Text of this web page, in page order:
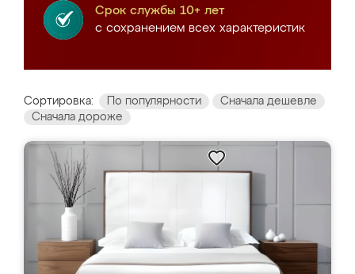
Срок службы 10+ лет
с сохранением всех характеристик
Сортировка: По популярности
Сначала дешевле
Сначала дороже